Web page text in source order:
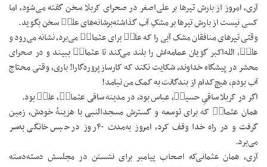
آری، امروز از بارش تیرها بر علی‌اصغر در صحرای کربلا سخن گفته می‌شود، اما
کسی نیست از بارش تیرها بر مشکِ آب گذاشته‌برشانه‌های علیؓ سخن بگوید.
وقتی تیرهای منافقان مشک آبی را که علیؓ برای عثمانؓ می‌‌برد، نشانه می‌رود و
علیؓ، الله‌اکبر گویان عمامه‌اش را بلند می‌کند تا عثمانؓ ببیند و در صحرای
محشر در پیشگاه خداوند، شکایت نکند که کارسازپروردگارا! باری، وقتی محتاج
آب بودم، هیچ‌کدام از بندگانت به کمک من نیامد!
اگر در کربلا ساقیِ حسینؓ، عباس بود، در مدینه ساقی عثمانؓ، علیؓ بود.
همان عثمانؓ که برای توسعه و گسترش مسجدالنبی با هزینهٔ خودش، زمین
گرفت و در راه خدا وقف کرد، امروز به‌مدت ۴۰روز در حبس خانگی‌ به‌سر
می‌برد.
آری، همان عثمانی‌که اصحاب پیامبر برای نشستن در مجلسش دسته‌دسته